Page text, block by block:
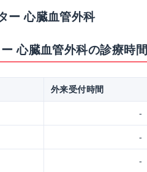
ー 心臓血管外科
心臓血管外科の診療時間
外来受付時間
-
-
-